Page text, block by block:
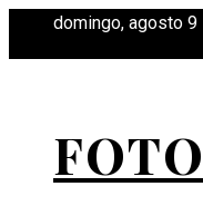
domingo, agosto 9